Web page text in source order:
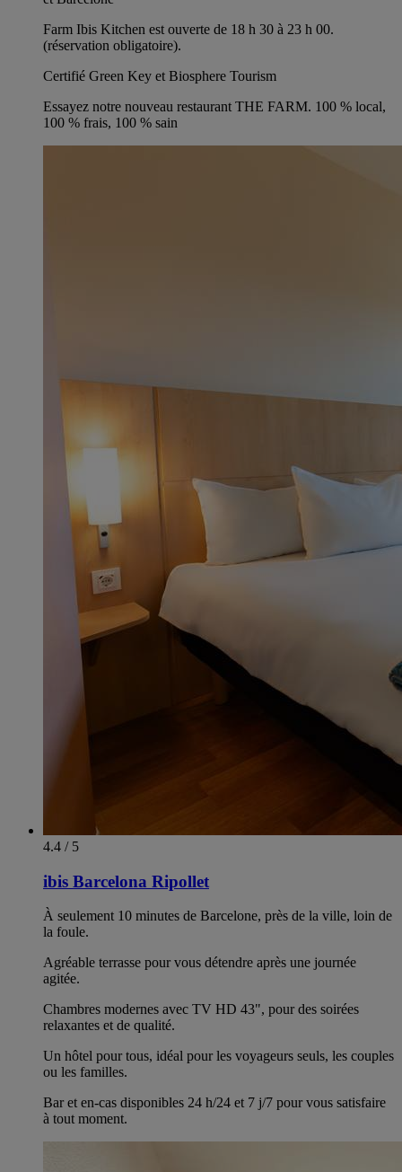
Farm Ibis Kitchen est ouverte de 18 h 30 à 23 h 00.
(réservation obligatoire).
Certifié Green Key et Biosphere Tourism
Essayez notre nouveau restaurant THE FARM. 100 % local,
100 % frais, 100 % sain
4.4 / 5
ibis Barcelona Ripollet
À seulement 10 minutes de Barcelone, près de la ville, loin de
la foule.
Agréable terrasse pour vous détendre après une journée
agitée.
Chambres modernes avec TV HD 43", pour des soirées
relaxantes et de qualité.
Un hôtel pour tous, idéal pour les voyageurs seuls, les couples
ou les familles.
Bar et en-cas disponibles 24 h/24 et 7 j/7 pour vous satisfaire
à tout moment.